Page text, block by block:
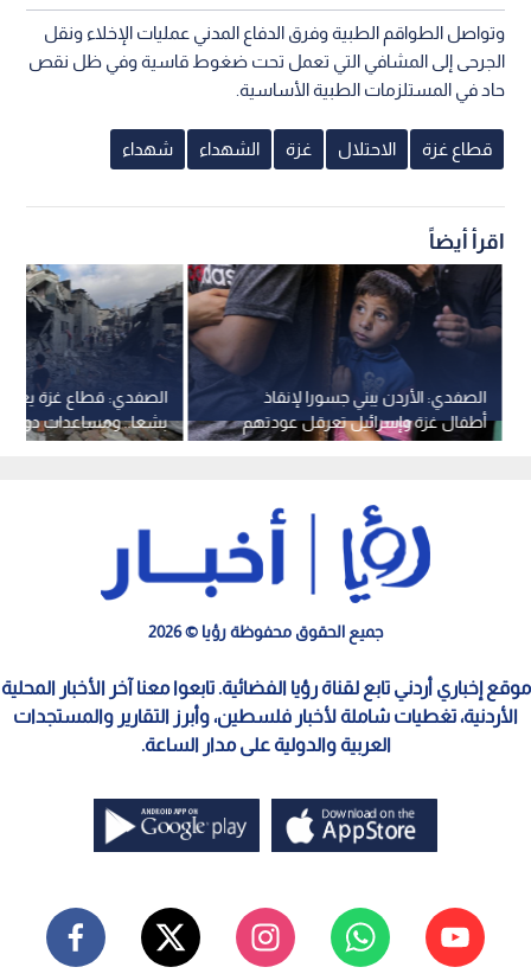
وتواصل الطواقم الطبية وفرق الدفاع المدني عمليات الإخلاء ونقل
الجرحى إلى المشافي التي تعمل تحت ضغوط قاسية وفي ظل نقص
حاد في المستلزمات الطبية الأساسية.
قطاع غزة الاحتلال غزة الشهداء شهداء
اقرأ أيضاً
الصفدي: قطاع غزة
بشعا.. ومساعدات دولية
صلاحيتها في مخازننا
الصفدي: الأردن يبني جسورا لإنقاذ
أطفال غزة وإسرائيل تعرقل عودتهم
جميع الحقوق محفوظة رؤيا © 2026
موقع إخباري أردني تابع لقناة رؤيا الفضائية. تابعوا معنا آخر الأخبار المحلية
الأردنية، تغطيات شاملة لأخبار فلسطين، وأبرز التقارير والمستجدات
العربية والدولية على مدار الساعة.